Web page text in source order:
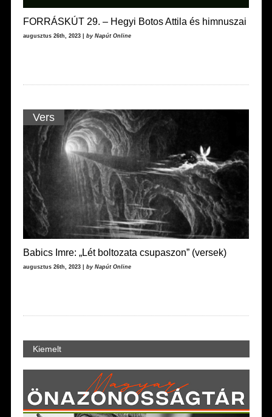
FORRÁSKÚT 29. – Hegyi Botos Attila és himnuszai
augusztus 26th, 2023 | by Napút Online
Vers
Babics Imre: „Lét boltozata csupaszon” (versek)
augusztus 26th, 2023 | by Napút Online
Kiemelt